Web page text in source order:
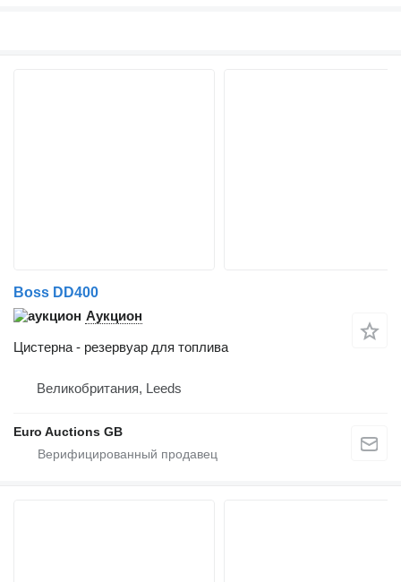
Boss DD400
Аукцион
Цистерна - резервуар для топлива
Великобритания, Leeds
Euro Auctions GB